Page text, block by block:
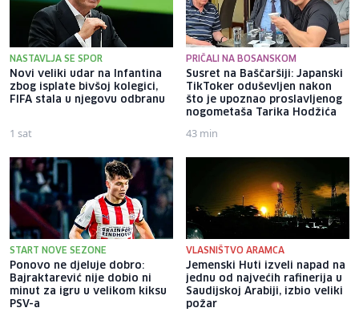
NASTAVLJA SE SPOR
Novi veliki udar na Infantina
zbog isplate bivšoj kolegici,
FIFA stala u njegovu odbranu
1 sat
PRIČALI NA BOSANSKOM
Susret na Baščaršiji: Japanski
TikToker oduševljen nakon
što je upoznao proslavljenog
nogometaša Tarika Hodžića
43 min
START NOVE SEZONE
Ponovo ne djeluje dobro:
Bajraktarević nije dobio ni
minut za igru u velikom kiksu
PSV-a
VLASNIŠTVO ARAMCA
Jemenski Huti izveli napad na
jednu od najvećih rafinerija u
Saudijskoj Arabiji, izbio veliki
požar